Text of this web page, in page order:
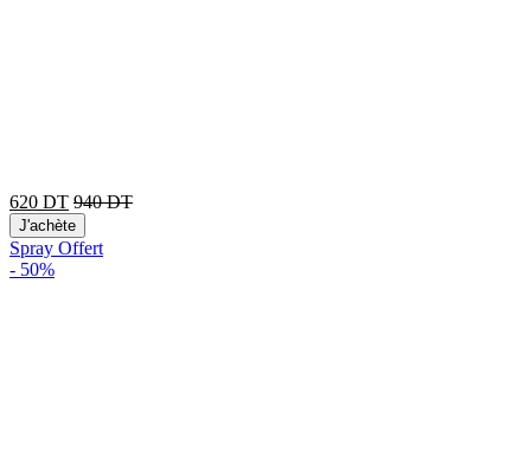
620 DT 940DT
J'achète
Spray Offert
- 50%